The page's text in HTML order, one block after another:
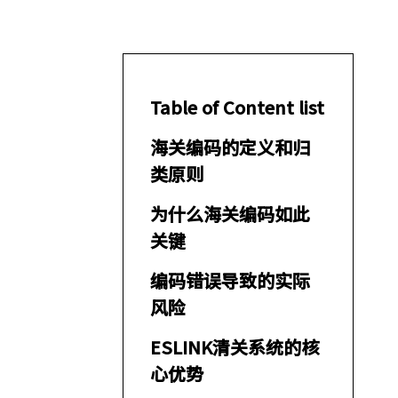
Table of Content list
海关编码的定义和归
类原则
为什么海关编码如此
关键
编码错误导致的实际
风险
ESLINK清关系统的核
心优势